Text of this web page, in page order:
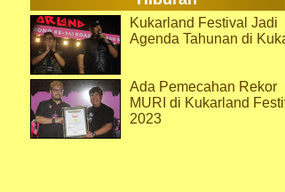
Kukarland Festival Jadi
Agenda Tahunan di
Ada Pemecahan Rekor
MURI di Kukarland
2023